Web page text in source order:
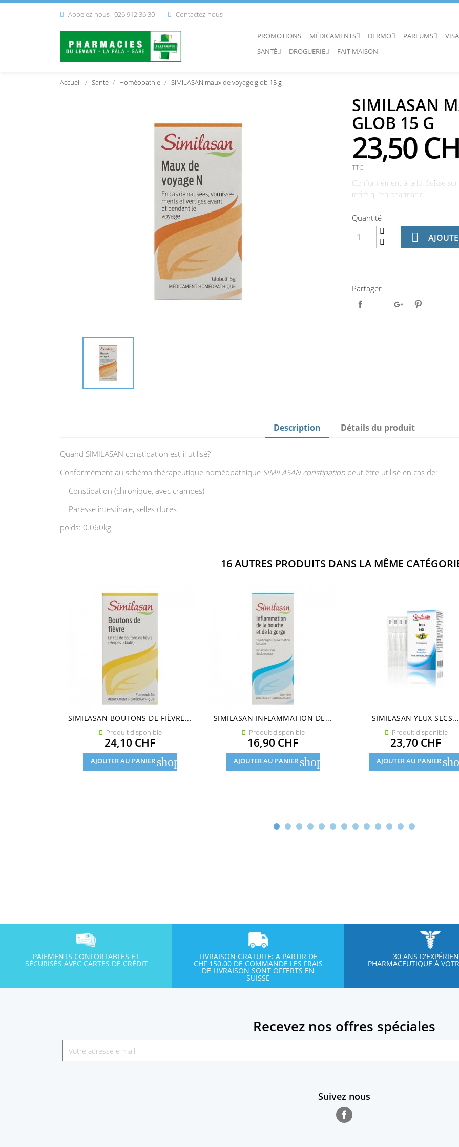
 Appelez-nous : 026 912 36 30  Contactez-nous
PROMOTIONS 
MÉDICAMENTS 
DERMO 
PARFUMS

SANTÉ 
DROGUERIE FAIT MAISON
Accueil Santé Homéopathie SIMILASAN maux de voyage glob 15 g
SIMILASAN
GLOB 15 G
23,50
TTC
Conformément à la loi Suisse
retiré qu'en pharmacie
Quantité

Partager
Description Détails du produit
Quand SIMILASAN constipation est-il utilisé?
Conformément au schéma thérapeutique homéopathique SIMILASAN constipation peut être utilisé en cas de:
− Constipation (chronique, avec crampes)
− Paresse intestinale, selles dures
poids: 0.060kg
16 AUTRES PRODUITS DANS LA MÊME
SIMILASAN BOUTONS DE FIÈVRE...
 Produit disponible
Prix
24,10 CHF
AJOUTER AU PANIER shopping_cart
SIMILASAN INFLAMMATION DE...
 Produit disponible
Prix
16,90 CHF
AJOUTER AU PANIER shopping_cart
SIMILASAN YEUX SECS...
 Produit disponible
Prix
23,70 CHF
AJOUTER AU PANIER
PAIEMENTS CONFORTABLES ET
SÉCURISÉS AVEC CARTES DE CRÉDIT
LIVRAISON GRATUITE: A PARTIR DE
CHF 150.00 DE COMMANDE LES FRAIS
DE LIVRAISON SONT OFFERTS EN
SUISSE
30 ANS
PHARMACEUTIQUE À
Recevez nos offres spéciales
Suivez nous